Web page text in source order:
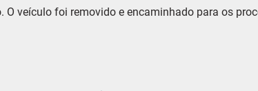
O veículo foi removido e encaminhado para os